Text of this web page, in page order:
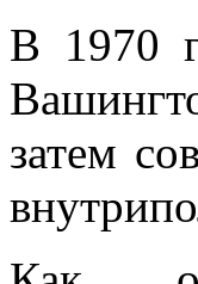
В 1970
затем